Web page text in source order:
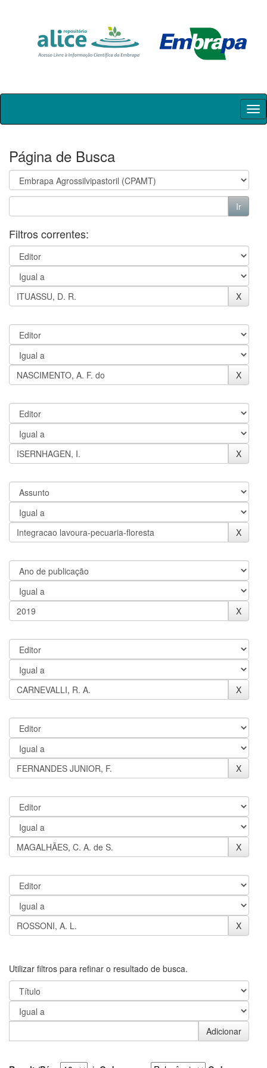
Skip
Página de Busca
Filtros correntes:
Utilizar filtros para refinar o resultado de busca.